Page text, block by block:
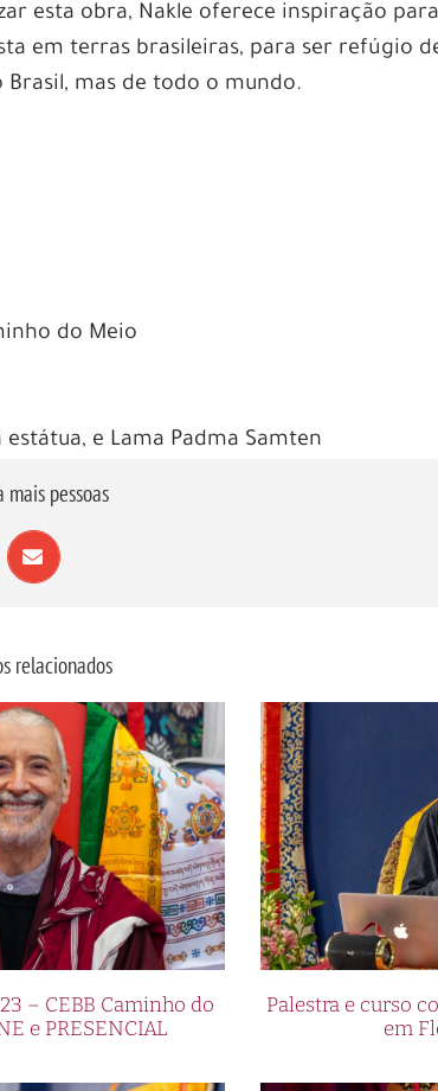
esta obra, Nakle oferece inspiração
em terras brasileiras, para ser refúgio
mas de todo o mundo.
do Meio
e Lama Padma Samten
pessoas
relacionados
– CEBB Caminho do
e PRESENCIAL
Palestra e curso
em